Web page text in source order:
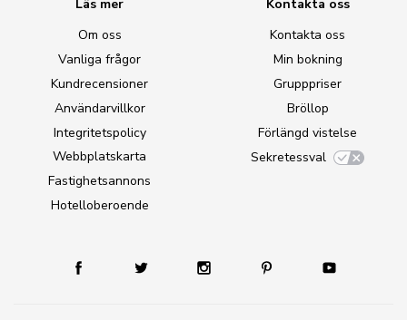
Läs mer
Om oss
Vanliga frågor
Kundrecensioner
Användarvillkor
Integritetspolicy
Webbplatskarta
Fastighetsannons
Hotelloberoende
Kontakta oss
Kontakta oss
Min bokning
Grupppriser
Bröllop
Förlängd vistelse
Sekretessval